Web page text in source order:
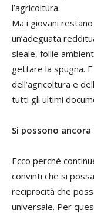
l’agricoltura.
Ma i giovani
un’adeguata
sleale, follie
gettare la spugna.
dell’agricoltura e
tutti gli ultimi
Si possono
Ecco perché
convinti che si
reciprocità che
universale. Per